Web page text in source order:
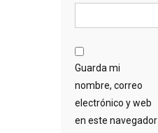
Guarda mi
nombre, correo
electrónico y web
en este navegador